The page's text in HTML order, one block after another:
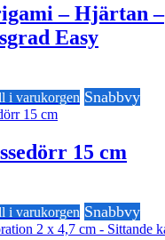
– Hjärtan –
Easy
i varukorgen Snabbvy
15 cm
i varukorgen Snabbvy